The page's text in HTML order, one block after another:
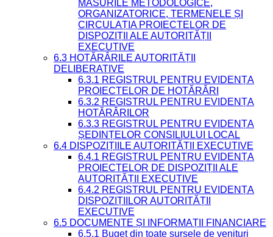
MĂSURILE METODOLOGICE,
ORGANIZATORICE, TERMENELE ȘI
CIRCULAȚIA PROIECTELOR DE
DISPOZIȚII ALE AUTORITĂȚII
EXECUTIVE
6.3 HOTĂRÂRILE AUTORITĂȚII
DELIBERATIVE
6.3.1 REGISTRUL PENTRU EVIDENȚA
PROIECTELOR DE HOTĂRÂRI
6.3.2 REGISTRUL PENTRU EVIDENȚA
HOTĂRÂRILOR
6.3.3 REGISTRUL PENTRU EVIDENȚA
ȘEDINȚELOR CONSILIULUI LOCAL
6.4 DISPOZIȚIILE AUTORITĂȚII EXECUTIVE
6.4.1 REGISTRUL PENTRU EVIDENȚA
PROIECTELOR DE DISPOZIȚII ALE
AUTORITĂȚII EXECUTIVE
6.4.2 REGISTRUL PENTRU EVIDENȚA
DISPOZIȚIILOR AUTORITĂȚII
EXECUTIVE
6.5 DOCUMENTE ȘI INFORMAȚII FINANCIARE
6.5.1 Buget din toate sursele de venituri